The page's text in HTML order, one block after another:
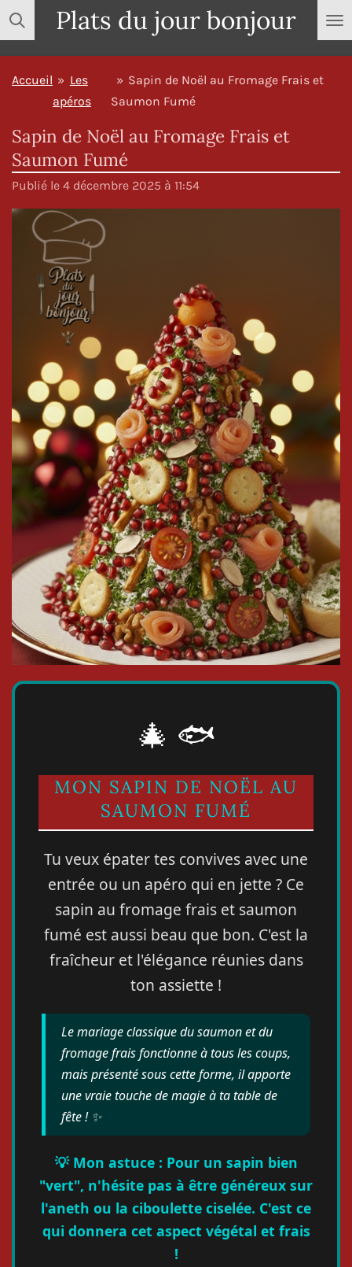
Passer
au
contenu
principal
Plats du jour bonjour
Accueil » Les
apéros
» Sapin de Noël au Fromage Frais et
Saumon Fumé
Sapin de Noël au Fromage Frais et
Saumon Fumé
Publié le 4 décembre 2025 à 11:54
🎄 🐟
MON SAPIN DE NOËL AU
SAUMON FUMÉ
Tu veux épater tes convives avec une
entrée ou un apéro qui en jette ? Ce
sapin au fromage frais et saumon
fumé est aussi beau que bon. C'est la
fraîcheur et l'élégance réunies dans
ton assiette !
Le mariage classique du saumon et du
fromage frais fonctionne à tous les coups,
mais présenté sous cette forme, il apporte
une vraie touche de magie à ta table de
fête ! ✨
💡 Mon astuce : Pour un sapin bien
"vert", n'hésite pas à être généreux sur
l'aneth ou la ciboulette ciselée. C'est ce
qui donnera cet aspect végétal et frais
!